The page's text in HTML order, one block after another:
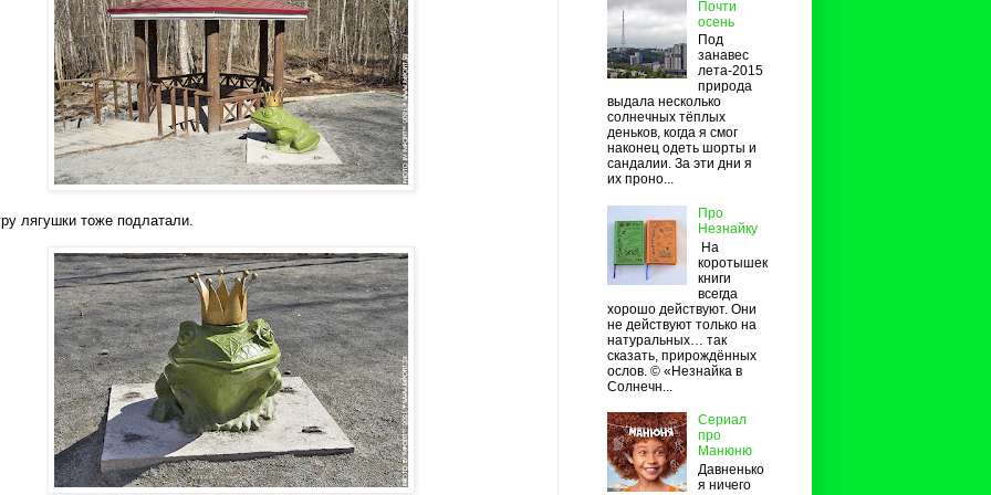
лягушки тоже подлатали.
Почти
осень
Под
занавес
лета-2015
природа
выдала несколько
солнечных тёплых
деньков, когда я смог
наконец одеть шорты и
сандалии. За эти дни я
их проно...
Про
Незнайку
На
коротышек
книги
всегда
хорошо действуют. Они
не действуют только на
натуральных… так
сказать, прирождённых
ослов. © «Незнайка в
Солнечн...
Сериал
про
Манюню
Давненько
я ничего